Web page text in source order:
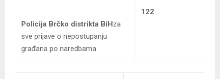
Policija Brčko distrikta BiHza
sve prijave o nepostupanju
građana po naredbama
122